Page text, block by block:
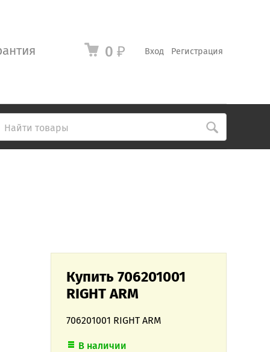
Вход Регистрация
0 ₽
Купить 706201001
RIGHT ARM
706201001 RIGHT ARM
В наличии